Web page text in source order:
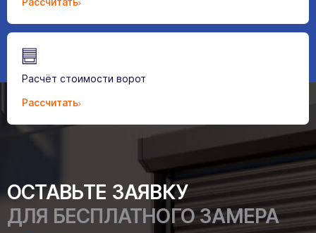
Расчёт стоимости ворот
Рассчитать
ОСТАВЬТЕ ЗАЯВКУ
ДЛЯ БЕСПЛАТНОГО ЗАМЕРА